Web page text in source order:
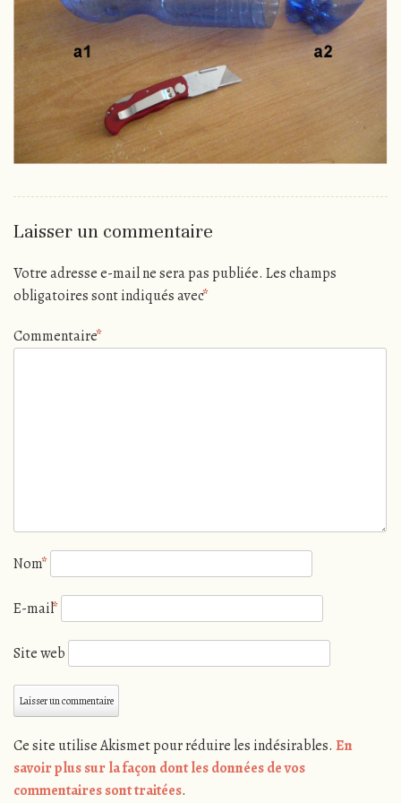
Laisser un commentaire
Votre adresse e-mail ne sera pas publiée. Les champs
obligatoires sont indiqués avec*
Commentaire*
Nom*
E-mail*
Site web
Ce site utilise Akismet pour réduire les indésirables. En
savoir plus sur la façon dont les données de vos
commentaires sont traitées.